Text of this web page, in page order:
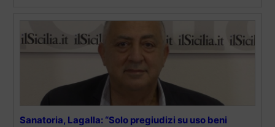
Sanatoria, Lagalla: “Solo pregiudizi su uso beni